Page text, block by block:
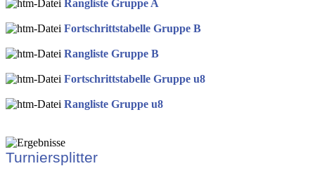
Rangliste Gruppe A
Fortschrittstabelle Gruppe B
Rangliste Gruppe B
Fortschrittstabelle Gruppe u8
Rangliste Gruppe u8
Turniersplitter